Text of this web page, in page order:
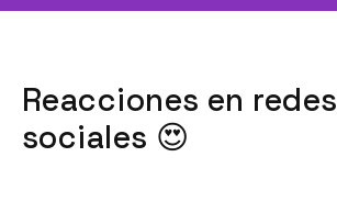
Reacciones en redes
sociales 😍